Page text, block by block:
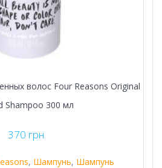
волос Four Reasons Original
Shampoo 300 мл
370 грн.
, Шампунь, Шампунь